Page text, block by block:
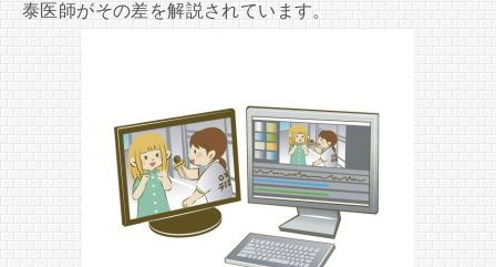
泰医師がその差を解説されています。